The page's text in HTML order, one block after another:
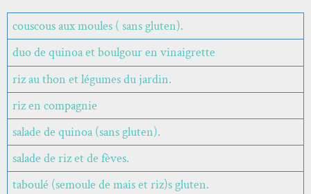
couscous aux moules ( sans gluten).
duo de quinoa et boulgour en vinaigrette
riz au thon et légumes du jardin.
riz en compagnie
salade de quinoa (sans gluten).
salade de riz et de fèves.
taboulé (semoule de mais et riz)s gluten.